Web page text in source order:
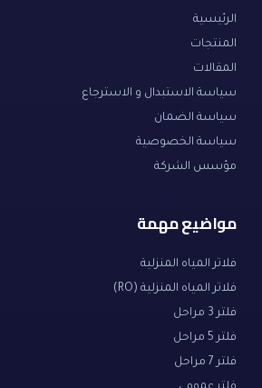
الرئيسية
المنتجات
المقالات
سياسة الاستبدال و الاسترجاع
سياسة الضمان
سياسة الخصوصية
مؤسس الشركة
مواضيع مهمة
فلاتر المياه المنزلية
فلاتر المياه المنزلية (RO)
فلتر 3 مراحل
فلتر 5 مراحل
فلتر 7 مراحل